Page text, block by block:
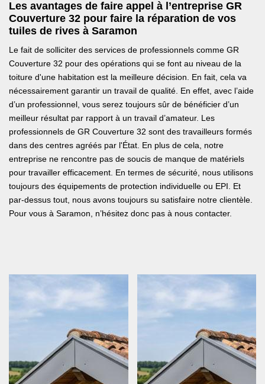
Les avantages de faire appel à l’entreprise GR
Couverture 32 pour faire la réparation de vos
tuiles de rives à Saramon
Le fait de solliciter des services de professionnels comme GR
Couverture 32 pour des opérations qui se font au niveau de la
toiture d'une habitation est la meilleure décision. En fait, cela va
nécessairement garantir un travail de qualité. En effet, avec l’aide
d’un professionnel, vous serez toujours sûr de bénéficier d’un
meilleur résultat par rapport à un travail d’amateur. Les
professionnels de GR Couverture 32 sont des travailleurs formés
dans des centres agréés par l'État. En plus de cela, notre
entreprise ne rencontre pas de soucis de manque de matériels
pour travailler efficacement. En termes de sécurité, nous utilisons
toujours des équipements de protection individuelle ou EPI. Et
par-dessus tout, nous avons toujours su satisfaire notre clientèle.
Pour vous à Saramon, n’hésitez donc pas à nous contacter.